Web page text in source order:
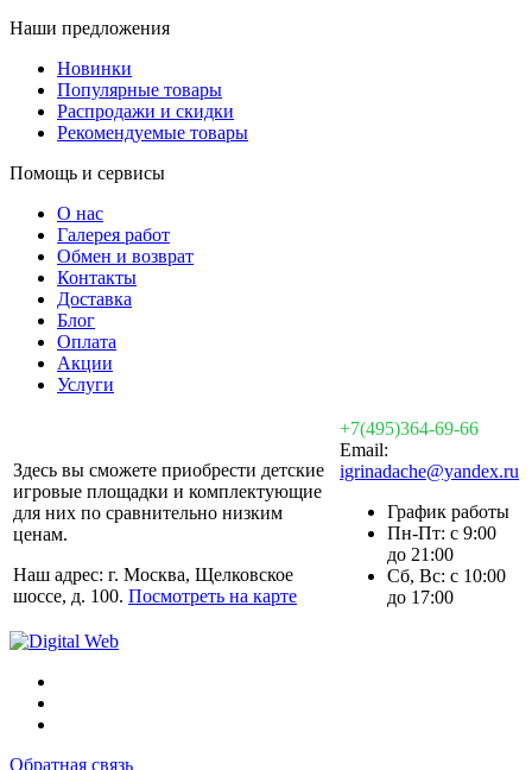
Наши предложения
Новинки
Популярные товары
Распродажи и скидки
Рекомендуемые товары
Помощь и сервисы
О нас
Галерея работ
Обмен и возврат
Контакты
Доставка
Блог
Оплата
Акции
Услуги
Здесь вы сможете приобрести детские
игровые площадки и комплектующие
для них по сравнительно низким
ценам.
Наш адрес: г. Москва, Щелковское
шоссе, д. 100. Посмотреть на карте
+7(495)364-69-66
Email:
igrinadache@yandex.ru
График работы
Пн-Пт: с 9:00
до 21:00
Сб, Вс: с 10:00
до 17:00
Обратная связь